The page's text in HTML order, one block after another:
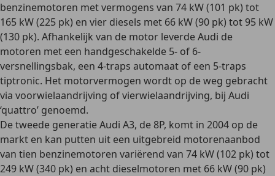
benzinemotoren met vermogens van 74 kW (101 pk) tot
165 kW (225 pk) en vier diesels met 66 kW (90 pk) tot 95 kW
(130 pk). Afhankelijk van de motor leverde Audi de
motoren met een handgeschakelde 5- of 6-
versnellingsbak, een 4-traps automaat of een 5-traps
tiptronic. Het motorvermogen wordt op de weg gebracht
via voorwielaandrijving ofvierwielaandrijving, bij Audi
‘quattro’ genoemd.
De tweede generatieAudi A3, de 8P, komt in 2004 op de
markt en kan putten uit een uitgebreid motorenaanbod
van tien benzinemotoren variërend van 74 kW (102 pk) tot
249 kW (340 pk) en acht dieselmotoren met 66 kW (90 pk)